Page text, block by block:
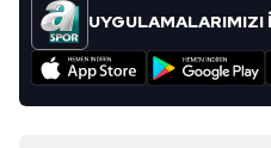
UYGULAMALARIMIZI